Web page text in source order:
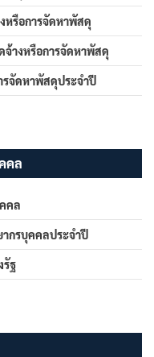
หรือการจัดหาพัสดุ
จ้างหรือการจัดหาพัสดุ
รจัดหาพัสดุประจำปี
คล
คล
กรบุคคลประจำปี
รัฐ